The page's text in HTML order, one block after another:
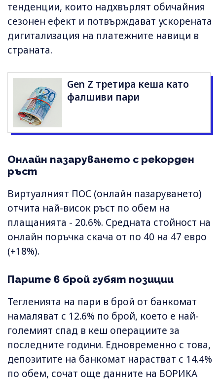
тенденции, които надхвърлят обичайния
сезонен ефект и потвърждават ускорената
дигитализация на платежните навици в
страната.
Gen Z третира кеша като
фалшиви пари
Онлайн пазаруването с рекорден
ръст
Виртуалният ПОС (онлайн пазаруването)
отчита най-висок ръст по обем на
плащанията - 20.6%. Средната стойност на
онлайн поръчка скача от по 40 на 47 евро
(+18%).
Парите в брой губят позиции
Тегленията на пари в брой от банкомат
намаляват с 12.6% по брой, което е най-
големият спад в кеш операциите за
последните години. Едновременно с това,
депозитите на банкомат нарастват с 14.4%
по обем, сочат още данните на БОРИКА